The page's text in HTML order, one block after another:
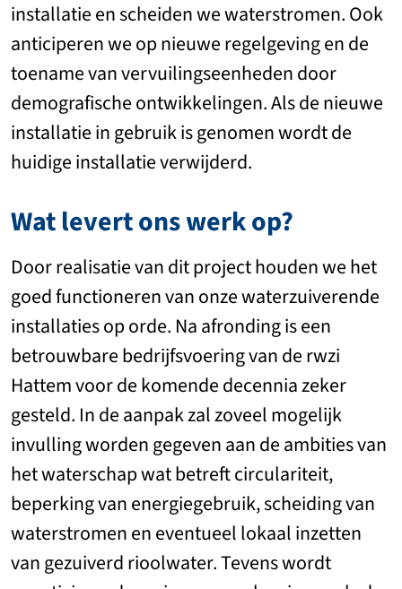
installatie en scheiden we waterstromen. Ook
anticiperen we op nieuwe regelgeving en de
toename van vervuilingseenheden door
demografische ontwikkelingen. Als de nieuwe
installatie in gebruik is genomen wordt de
huidige installatie verwijderd.
Wat levert ons werk op?
Door realisatie van dit project houden we het
goed functioneren van onze waterzuiverende
installaties op orde. Na afronding is een
betrouwbare bedrijfsvoering van de rwzi
Hattem voor de komende decennia zeker
gesteld. In de aanpak zal zoveel mogelijk
invulling worden gegeven aan de ambities van
het waterschap wat betreft circulariteit,
beperking van energiegebruik, scheiding van
waterstromen en eventueel lokaal inzetten
van gezuiverd rioolwater. Tevens wordt